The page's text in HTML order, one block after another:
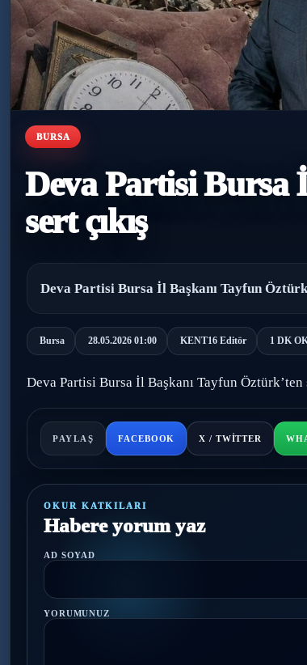
BURSA
Deva Partisi Bursa
sert çıkış
Deva Partisi Bursa İl Başkanı Tayfun
Bursa 28.05.2026 01:00 KENT16 Editör 1 DK
Deva Partisi Bursa İl Başkanı Tayfun Öztürk’ten
PAYLAŞ FACEBOOK X / TWITTER
OKUR KATKILARI
Habere yorum yaz
AD SOYAD
YORUMUNUZ